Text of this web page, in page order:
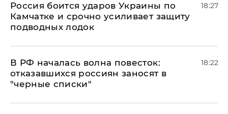
Россия боится ударов Украины по
Камчатке и срочно усиливает защиту
подводных лодок
18:27
​В РФ началась волна повесток:
отказавшихся россиян заносят в
"черные списки"
18:22